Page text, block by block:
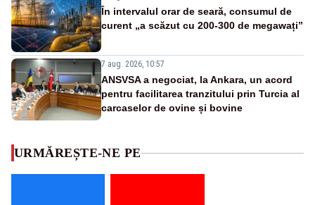
În intervalul orar de seară, consumul de
curent „a scăzut cu 200-300 de megawați”
7 aug. 2026, 10:57
ANSVSA a negociat, la Ankara, un acord
pentru facilitarea tranzitului prin Turcia al
carcaselor de ovine și bovine
URMĂREȘTE-NE PE